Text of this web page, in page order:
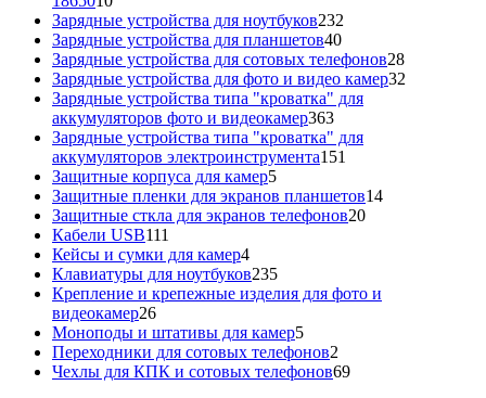
товаров
Зарядные устройства для ноутбуков232
Зарядные устройства для планшетов4040
товаров
Зарядные устройства для сотовых телефонов2828
товаров
Зарядные устройства для фото и видео камер32
Зарядные устройства типа "кроватка" для
аккумуляторов фото и видеокамер363363
товара
Зарядные устройства типа "кроватка" для
аккумуляторов электроинструмента151
Защитные корпуса для камер55
товаров
Защитные пленки для экранов планшетов1414
Защитные сткла для экранов телефонов2020
Кабели USB111
товаров
Кейсы и сумки для камер44
товара
Клавиатуры для ноутбуков235235
товаров
Крепление и крепежные изделия для фото и
видеокамер2626
товаров
Моноподы и штативы для камер55
товаров
Переходники для сотовых телефонов2
товара
Чехлы для КПК и сотовых телефонов6969